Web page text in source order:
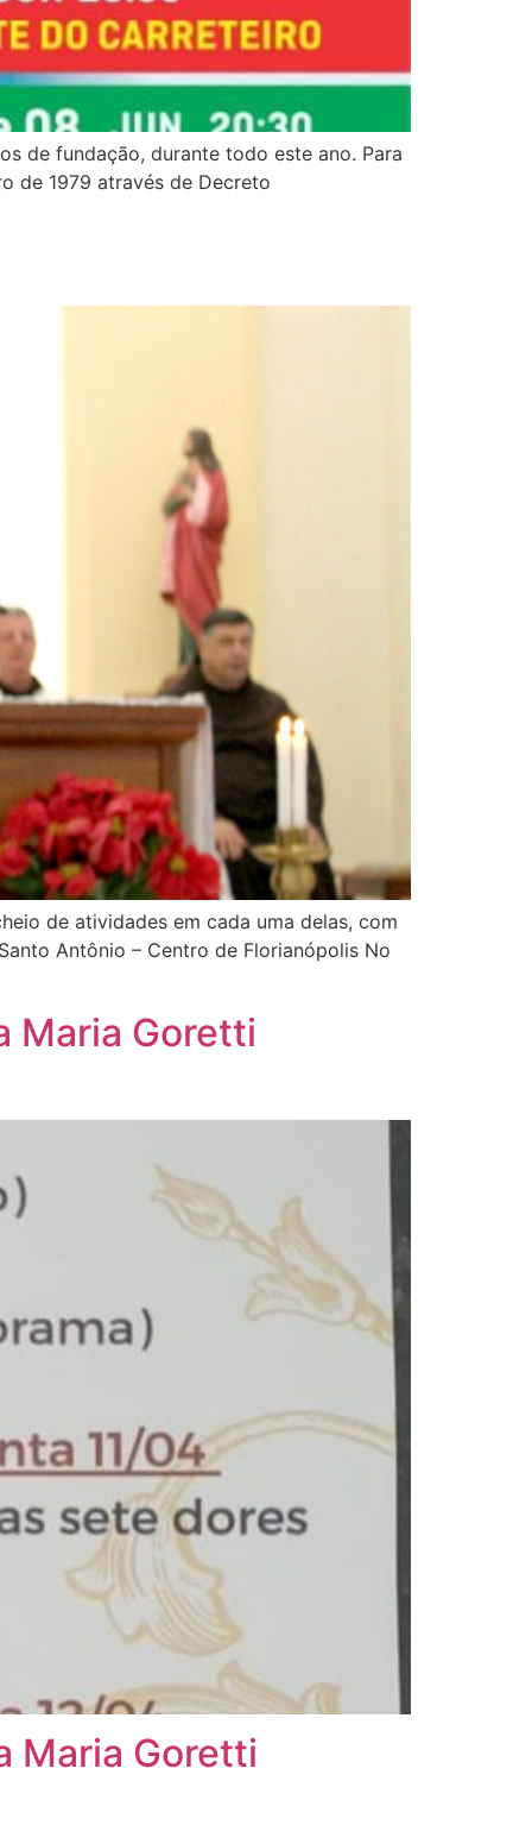
de fundação, durante todo este ano. Para
de 1979 através de Decreto
de atividades em cada uma delas, com
Antônio – Centro de Florianópolis No
Maria Goretti
Maria Goretti